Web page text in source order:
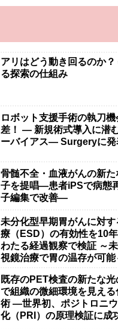
アリはどう動き回るのか
る探索の仕組み
ロボット支援手術の執刀
差！ — 新規術式導入に潜
ーバイアス— Surgeryに発
骨髄不全・血液がんの新
子を提唱―患者iPSで病態
子編集で改善―
未分化型早期胃がんに対
療（ESD）の有効性を10
わたる経過観察で検証 ～
視鏡治療で胃の温存が可能
既存のPET検査の新たな
で組織の微細環境を見え
術 ―世界初、ポジトロニ
化（PRI）の原理検証に